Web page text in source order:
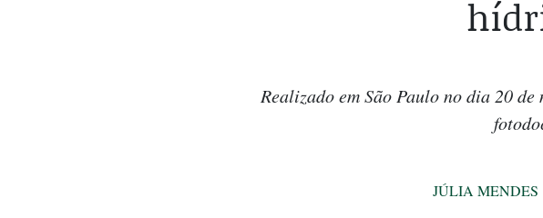
Realizado em São Paulo no dia 20
JÚLIA MENDES